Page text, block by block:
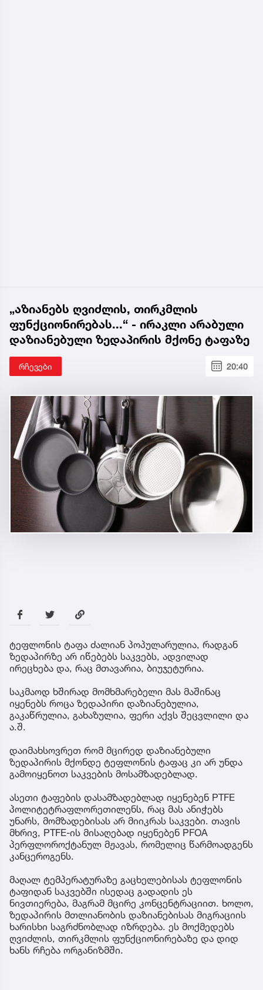
„აზიანებს ღვიძლის, თირკმლის
ფუნქციონირებას...“ - ირაკლი არაბული
დაზიანებული ზედაპირის მქონე ტაფაზე
რჩევები 20:40
ტეფლონის ტაფა ძალიან პოპულარულია, რადგან
ზედაპირზე არ იწებებს საკვებს, ადვილად
ირეცხება და, რაც მთავარია, ბიუჯეტურია.
საკმაოდ ხშირად მომხმარებელი მას მაშინაც
იყენებს როცა ზედაპირი დაზიანებულია,
გაკაწრულია, გახაზულია, ფერი აქვს შეცვლილი და
ა.შ.
დაიმახსოვრეთ რომ მცირედ დაზიანებული
ზედაპირის მქონდე ტეფლონის ტაფაც კი არ უნდა
გამოიყენოთ საკვების მოსამზადებლად.
ასეთი ტაფების დასამზადებლად იყენებენ PTFE
პოლიტეტრაფლორეთილენს, რაც მას ანიჭებს
უნარს, მომზადებისას არ მიიკრას საკვები. თავის
მხრივ, PTFE-ის მისაღებად იყენებენ PFOA
პერფლოროქტანულ მჟავას, რომელიც წარმოადგენს
კანცეროგენს.
მაღალ ტემპერატურაზე გაცხელებისას ტეფლონის
ტაფიდან საკვებში ისედაც გადადის ეს
ნივთიერება, მაგრამ მცირე კონცენტრაციით. ხოლო,
ზედაპირის მთლიანობის დაზიანებისას მიგრაციის
ხარისხი საგრძნობლად იზრდება. ეს მოქმედებს
ღვიძლის, თირკმლის ფუნქციონირებაზე და დიდ
ხანს რჩება ორგანიზმში.